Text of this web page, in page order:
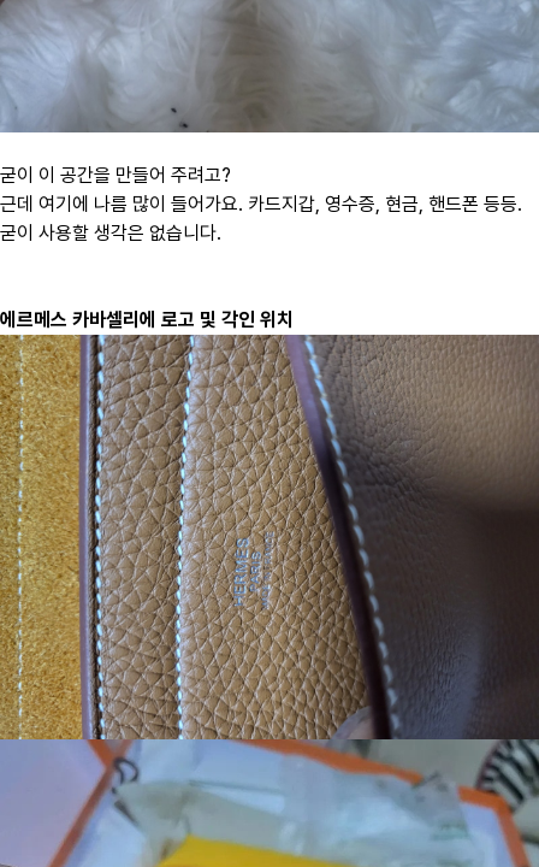
굳이 이 공간을 만들어 주려고?
근데 여기에 나름 많이 들어가요. 카드지갑, 영수증, 현금, 핸드폰 등등.
굳이 사용할 생각은 없습니다.
에르메스 카바셀리에 로고 및 각인 위치